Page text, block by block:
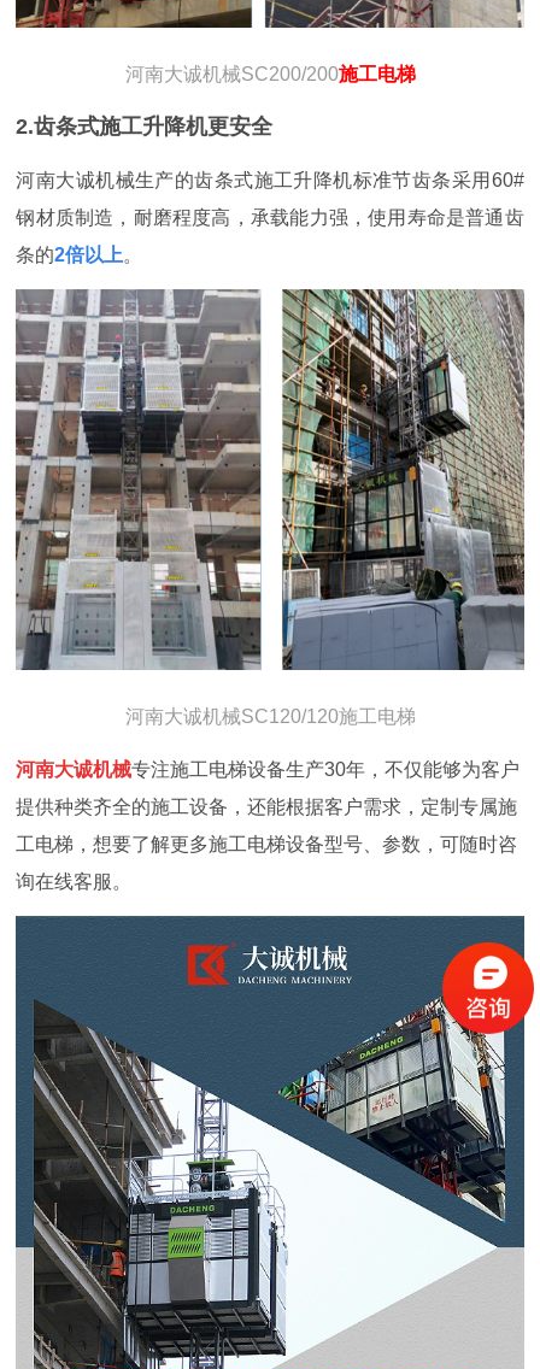
河南大诚机械SC200/200施工电梯
2.齿条式施工升降机更安全
河南大诚机械生产的齿条式施工升降机标准节齿条采用60#
钢材质制造，耐磨程度高，承载能力强，使用寿命是普通齿
条的2倍以上。
河南大诚机械SC120/120施工电梯
河南大诚机械专注施工电梯设备生产30年，不仅能够为客户
提供种类齐全的施工设备，还能根据客户需求，定制专属施
工电梯，想要了解更多施工电梯设备型号、参数，可随时咨
询在线客服。